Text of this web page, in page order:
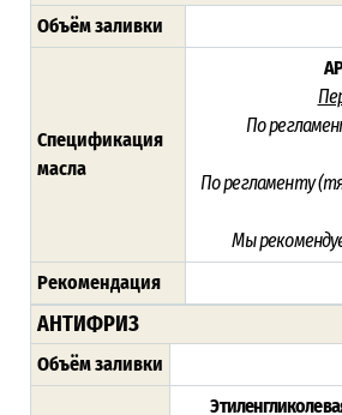
Объём заливки
Спецификация
масла
По
По регламенту
Мы
Рекомендация
АНТИФРИЗ
Объём заливки